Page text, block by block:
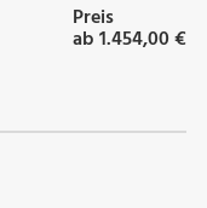
Preis
ab 1.454,00 €